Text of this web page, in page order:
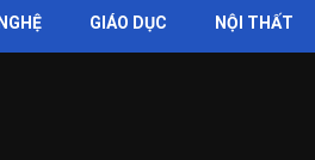
GIÁO DỤC NỘI THẤT